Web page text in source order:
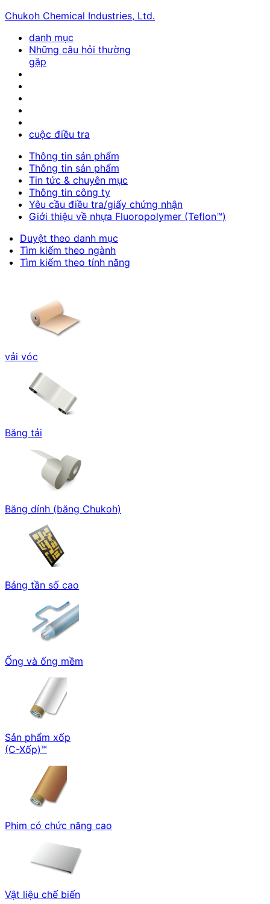
Chukoh Chemical Industries, Ltd.
danh mục
Những câu hỏi thường
gặp
cuộc điều tra
Thông tin sản phẩm
Thông tin sản phẩm
Tin tức & chuyên mục
Thông tin công ty
Yêu cầu điều tra/giấy chứng nhận
Giới thiệu về nhựa Fluoropolymer (Teflon™)
Duyệt theo danh mục
Tìm kiếm theo ngành
Tìm kiếm theo tính năng
vải vóc
Băng tải
Băng dính (băng Chukoh)
Bảng tần số cao
Ống và ống mềm
Sản phẩm xốp
(C-Xốp)™
Phim có chức năng cao
Vật liệu chế biến